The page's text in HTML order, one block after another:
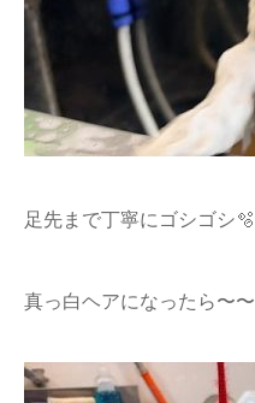
足先まで丁寧にゴシゴシ🫧
真っ白ヘアになったら〜〜